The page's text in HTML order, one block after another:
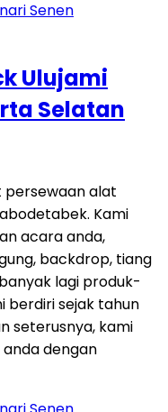
Ulujami
Selatan
persewaan alat
Kami
acara anda,
backdrop, tiang
lagi produk-
berdiri sejak tahun
seterusnya, kami
dengan